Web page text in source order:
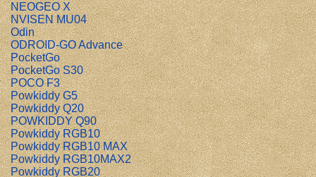
NEOGEO X
NVISEN MU04
Odin
ODROID-GO Advance
PocketGo
PocketGo S30
POCO F3
Powkiddy G5
Powkiddy Q20
POWKIDDY Q90
Powkiddy RGB10
Powkiddy RGB10 MAX
Powkiddy RGB10MAX2
Powkiddy RGB20